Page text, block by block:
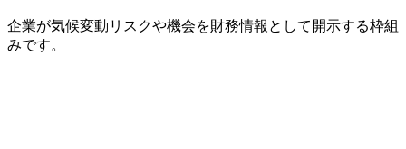
企業が気候変動リスクや機会を財務情報として開示する枠組
みです。